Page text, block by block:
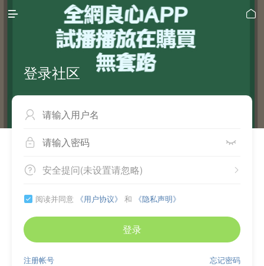
 
登录社区

 
 
安全提问(未设置请忽略)
 阅读并同意 《用户协议》 和 《隐私声明》
登录
忘记密码
注册帐号